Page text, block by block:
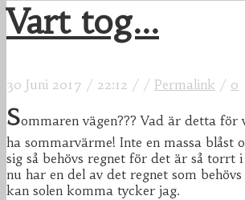
Vart tog...
30 Juni 2017 / 22:12 / / Permalink / 0
sommaren vägen??? Vad är detta för
ha sommarvärme! Inte en massa blåst
sig så behövs regnet för det är så torrt
nu har en del av det regnet som
kan solen komma tycker jag.